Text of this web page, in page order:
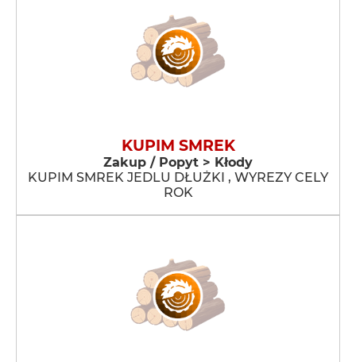
KUPIM SMREK
Zakup / Popyt > Kłody
KUPIM SMREK JEDLU DŁUŻKI , WYREZY CELY
ROK